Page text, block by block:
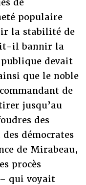
populaire
la stabilité de
il bannir la
devait
que le noble
de
jusqu’au
des
démocrates
de Mirabeau,
procès
qui voyait